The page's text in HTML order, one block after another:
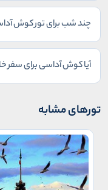
چند شب برای تور کوش
آیا کوش آداسی برای سفر
تورهای مشابه